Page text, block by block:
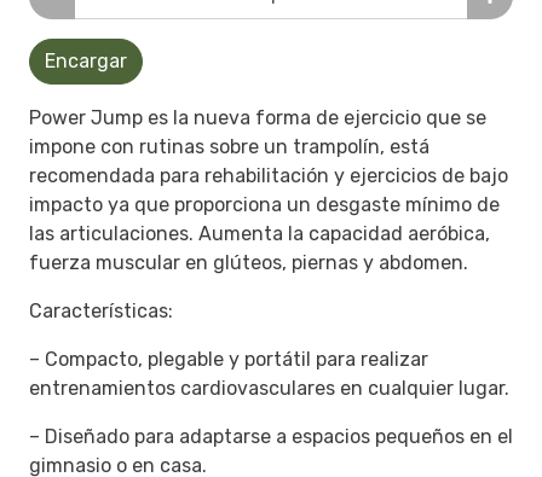
Encargar
Power Jump es la nueva forma de ejercicio que se
impone con rutinas sobre un trampolín, está
recomendada para rehabilitación y ejercicios de bajo
impacto ya que proporciona un desgaste mínimo de
las articulaciones. Aumenta la capacidad aeróbica,
fuerza muscular en glúteos, piernas y abdomen.
Características:
– Compacto, plegable y portátil para realizar
entrenamientos cardiovasculares en cualquier lugar.
– Diseñado para adaptarse a espacios pequeños en el
gimnasio o en casa.